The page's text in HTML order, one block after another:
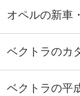
オペルの新車
ベクトラのカ
ベクトラの平